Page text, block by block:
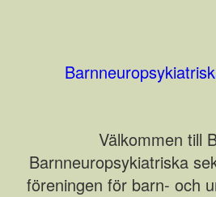
Välkommen till
Barnneuropsykiatriska
föreningen för barn- och